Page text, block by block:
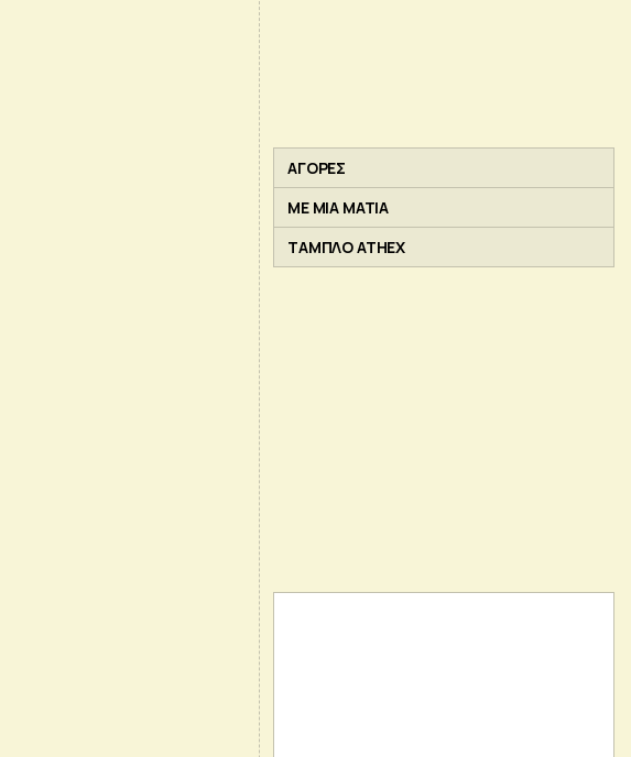
ΑΓΟΡΕΣ
ΜΕ ΜΙΑ ΜΑΤΙΑ
ΤΑΜΠΛΟ ATHEX